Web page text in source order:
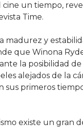
un tiempo,
Time.
madurez y
que Winona
la posibilidad
alejados de la
sus primeros
existe un gran